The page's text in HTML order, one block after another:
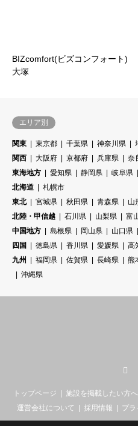
BIZcomfort(ビズコンフォート)
大塚
エリア別
関東 東京都 千葉県 神奈川県
関西
大阪府 京都府 兵庫県 奈
東海地方
愛知県 静岡県 岐阜県
北海道
札幌市
東北
宮城県 秋田県 青森県 山
北陸・甲信越
石川県 山梨県 富
中国地方
島根県 岡山県 山口県
四国
徳島県 香川県 愛媛県
高
九州
福岡県 佐賀県 長崎県 熊
沖縄県
トップページ 施設を掲載したい方へ
運営会社について
採用情報 プラ